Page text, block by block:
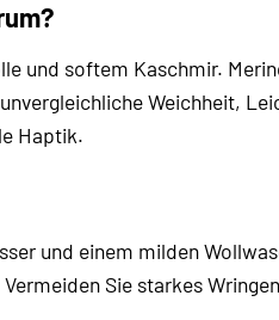
und softem Kaschmir.
Weichheit,
Haptik.
und einem milden
Sie starkes